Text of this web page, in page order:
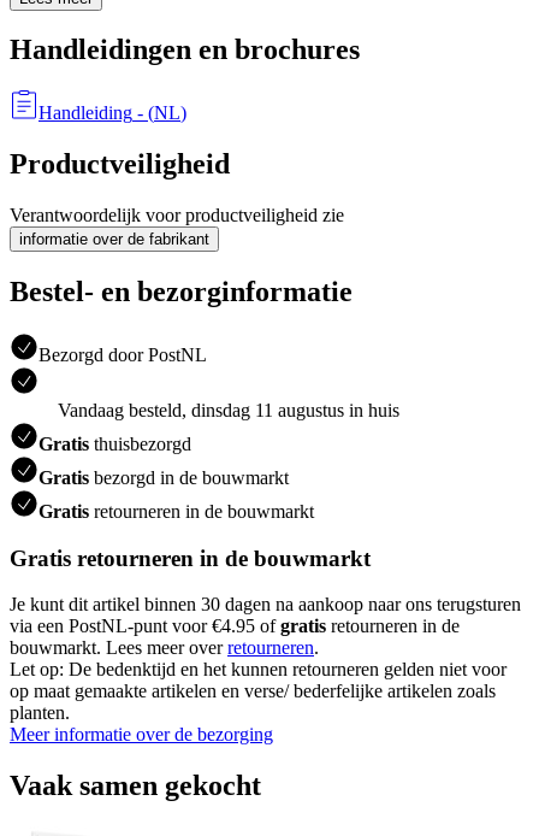
Handleidingen en brochures
Handleiding - (NL)
Productveiligheid
Verantwoordelijk voor productveiligheid zie
informatie over de fabrikant
Bestel- en bezorginformatie
Bezorgd door PostNL
Vandaag besteld, dinsdag 11 augustus in huis
Gratis thuisbezorgd
Gratis bezorgd in de bouwmarkt
Gratis retourneren in de bouwmarkt
Gratis retourneren in de bouwmarkt
Je kunt dit artikel binnen 30 dagen na aankoop naar ons terugsturen
via een PostNL-punt voor €4.95 ofgratis retourneren in de
bouwmarkt. Lees meer overretourneren.
Let op: De bedenktijd en het kunnen retourneren gelden niet voor
op maat gemaakte artikelen en verse/ bederfelijke artikelen zoals
planten.
Meer informatie over de bezorging
Vaak samen gekocht